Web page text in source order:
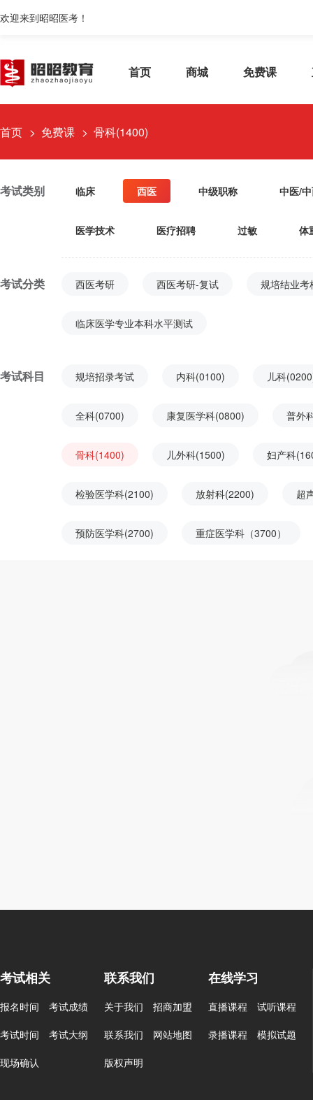
欢迎来到昭昭医考！
首页 商城 免费课
首页 免费课 骨科(1400)
考试类别 临床 西医 中级职称 中医/
医学技术 医疗招聘 过敏 体
考试分类 西医考研 西医考研-复试 规培结业考
临床医学专业本科水平测试
考试科目 规培招录考试 内科(0100) 儿科
全科(0700) 康复医学科(0800) 普外
骨科(1400) 儿外科(1500) 妇产科
检验医学科(2100) 放射科(2200) 超
预防医学科(2700) 重症医学科（3700）
考试相关
报名时间
考试成绩
考试时间
考试大纲
现场确认
联系我们
关于我们
招商加盟
联系我们
网站地图
版权声明
在线学习
直播课程
试听课程
录播课程
模拟试题